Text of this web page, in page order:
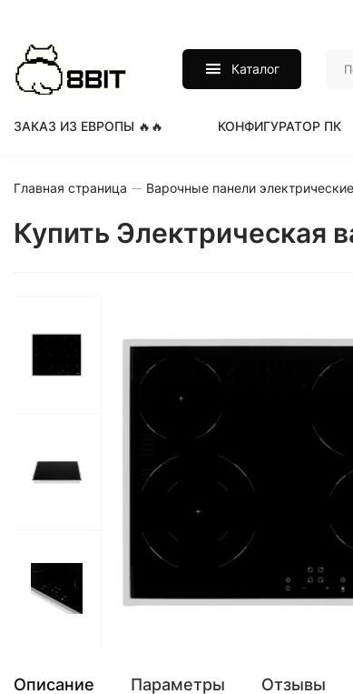
Каталог
ЗАКАЗ ИЗ ЕВРОПЫ 🔥🔥 КОНФИГУРАТОР ПК
Главная страница Варочные панели электрические
Купить Электрическая
Описание Параметры Отзывы